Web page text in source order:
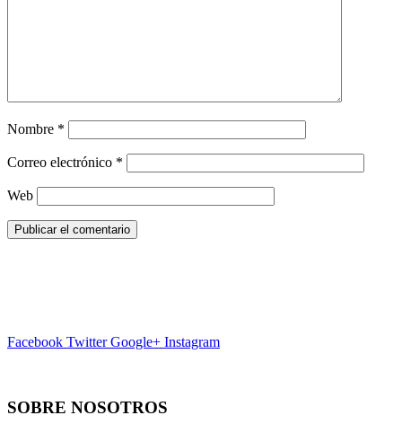
Nombre *
Correo electrónico *
Web
Facebook Twitter Google+ Instagram
SOBRE NOSOTROS